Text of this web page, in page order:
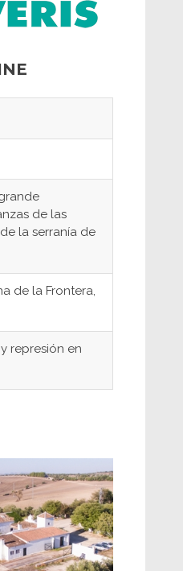
de las
la serranía de
de la Frontera,
represión en
febrero-julio